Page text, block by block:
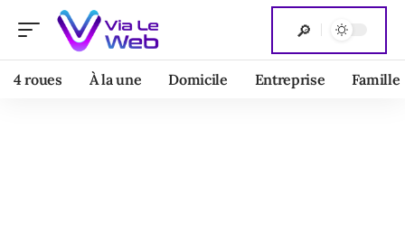
4 roues À la une Domicile Entreprise Famille